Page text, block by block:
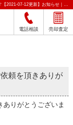
宇都宮市清原台5丁目 土地 売却のご依頼を頂きありがとうございます【2021-07-12更新】お知らせ｜宇都宮市の不動産をクイック売却査定｜宇都宮不動産
電話相談 売却査定
頼を頂きありが
りがとうございま